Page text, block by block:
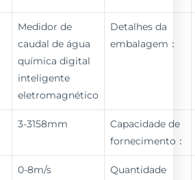
Medidor de
caudal de água
química digital
inteligente
eletromagnético
Detalhes da
embalagem：
3-3158mm
Capacidade de
fornecimento：
0-8m/s
Quantidade